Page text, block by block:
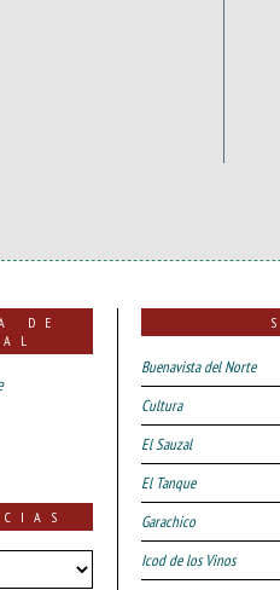
DE
Buenavista del Norte
Cultura
El Sauzal
El Tanque
Garachico
Icod de los Vinos